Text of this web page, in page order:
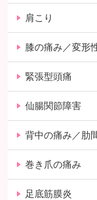
肩こり
膝の痛み／変形
緊張型頭痛
仙腸関節障害
背中の痛み／肋
巻き爪の痛み
足底筋膜炎